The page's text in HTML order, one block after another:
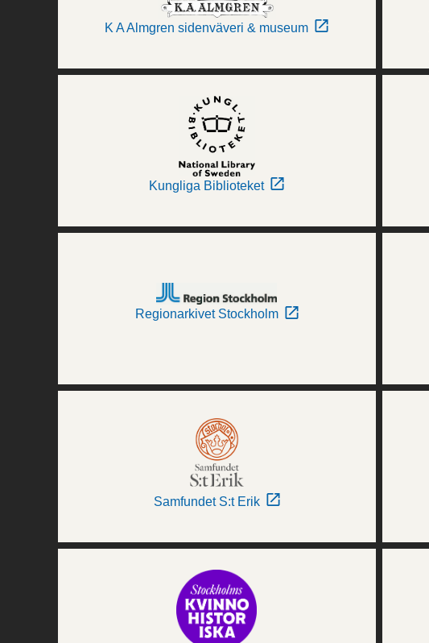
K A Almgren sidenväveri & museum
Kungliga Biblioteket
Regionarkivet Stockholm
Samfundet S:t Erik